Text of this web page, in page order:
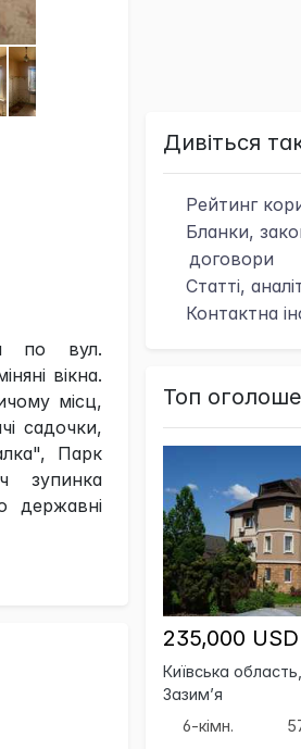
по вул.
вікна.
місц,
садочки,
Парк
зупинка
державні
Дивіться
Рейтинг
Бланки,
договори
Статті,
Контактна
Топ
235,000 USD
Київська
Зазим’я
6-кімн.